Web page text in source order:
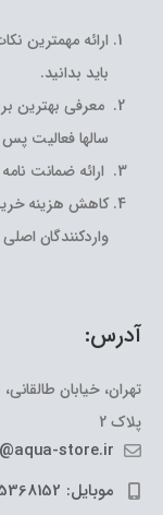
ارائه مهمترین
باید بدانید.
معرفی بهترین
سالها فعالیت پس
ارائه ضمانت
کاهش هزینه خرید
واردکنندگان اصلی
آدرس:
تهران، خیابان
پلاک 2
store.ir
موبایل: 09125368152 - افراسیابی